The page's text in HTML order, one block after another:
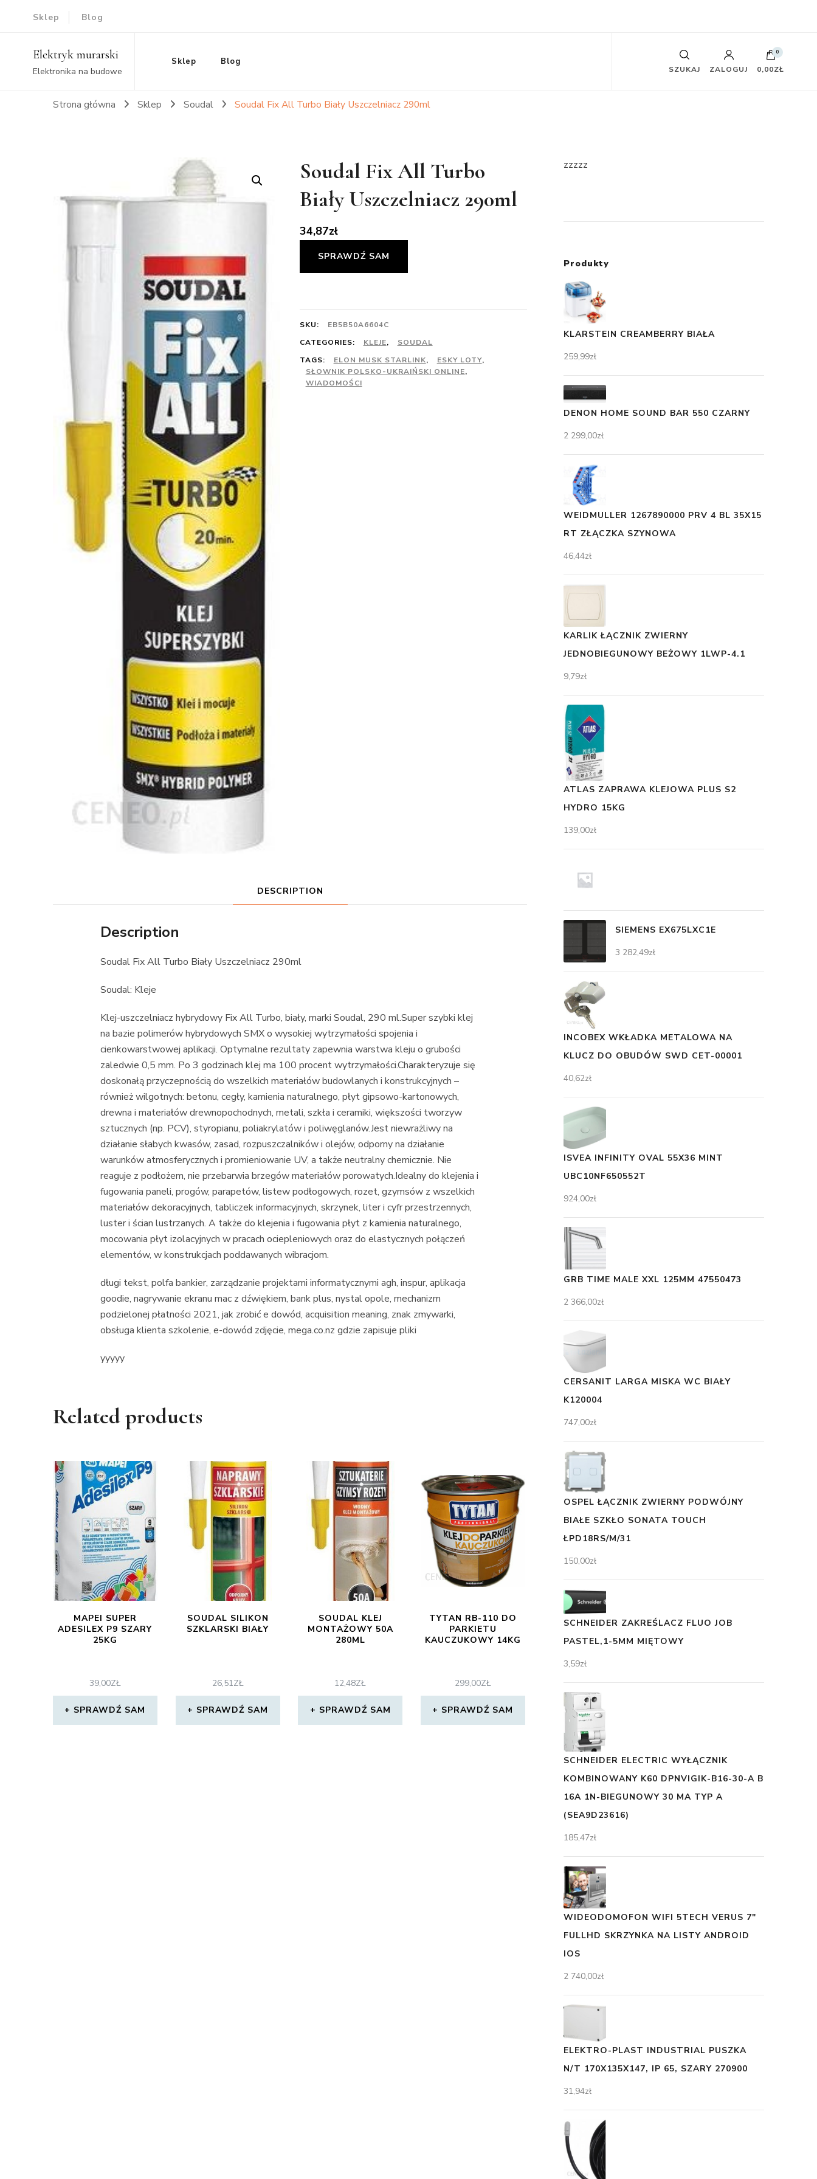
Sklep Blog
Elektryk murarski
Elektronika na budowe
Sklep Blog
SZUKAJ ZALOGUJ
0
0,00ZŁ
Strona główna Sklep Soudal Soudal Fix All Turbo Biały Uszczelniacz 290ml
Soudal Fix All Turbo
Biały Uszczelniacz 290ml
34,87zł
SPRAWDŹ SAM
SKU:
EB5B50A6604C
CATEGORIES:
KLEJE,
SOUDAL
TAGS:
ELON MUSK STARLINK, ESKY LOTY,
SŁOWNIK POLSKO-UKRAIŃSKI ONLINE,
WIADOMOŚCI
DESCRIPTION
Description
Soudal Fix All Turbo Biały Uszczelniacz 290ml
Soudal: Kleje
Klej-uszczelniacz hybrydowy Fix All Turbo, biały, marki Soudal, 290 ml.Super szybki klej
na bazie polimerów hybrydowych SMX o wysokiej wytrzymałości spojenia i
cienkowarstwowej aplikacji. Optymalne rezultaty zapewnia warstwa kleju o grubości
zaledwie 0,5 mm. Po 3 godzinach klej ma 100 procent wytrzymałości.Charakteryzuje się
doskonałą przyczepnością do wszelkich materiałów budowlanych i konstrukcyjnych –
również wilgotnych: betonu, cegły, kamienia naturalnego, płyt gipsowo-kartonowych,
drewna i materiałów drewnopochodnych, metali, szkła i ceramiki, większości tworzyw
sztucznych (np. PCV), styropianu, poliakrylatów i poliwęglanów.Jest niewrażliwy na
działanie słabych kwasów, zasad, rozpuszczalników i olejów, odporny na działanie
warunków atmosferycznych i promieniowanie UV, a także neutralny chemicznie. Nie
reaguje z podłożem, nie przebarwia brzegów materiałów porowatych.Idealny do klejenia i
fugowania paneli, progów, parapetów, listew podłogowych, rozet, gzymsów z wszelkich
materiałów dekoracyjnych, tabliczek informacyjnych, skrzynek, liter i cyfr przestrzennych,
luster i ścian lustrzanych. A także do klejenia i fugowania płyt z kamienia naturalnego,
mocowania płyt izolacyjnych w pracach ociepleniowych oraz do elastycznych połączeń
elementów, w konstrukcjach poddawanych wibracjom.
długi tekst, polfa bankier, zarządzanie projektami informatycznymi agh, inspur, aplikacja
goodie, nagrywanie ekranu mac z dźwiękiem, bank plus, nystal opole, mechanizm
podzielonej płatności 2021, jak zrobić e dowód, acquisition meaning, znak zmywarki,
obsługa klienta szkolenie, e-dowód zdjęcie, mega.co.nz gdzie zapisuje pliki
yyyyy
Related products
MAPEI SUPER
ADESILEX P9 SZARY
25KG
39,00ZŁ
SPRAWDŹ SAM
SOUDAL SILIKON
SZKLARSKI BIAŁY
26,51ZŁ
SPRAWDŹ SAM
SOUDAL KLEJ
MONTAŻOWY 50A
280ML
12,48ZŁ
SPRAWDŹ SAM
TYTAN RB-110 DO
PARKIETU
KAUCZUKOWY 14KG
299,00ZŁ
SPRAWDŹ SAM
zzzzz
Produkty
KLARSTEIN CREAMBERRY BIAŁA
259,99zł
DENON HOME SOUND BAR 550 CZARNY
2 299,00zł
WEIDMULLER 1267890000 PRV 4 BL 35X15
RT ZŁĄCZKA SZYNOWA
46,44zł
KARLIK ŁĄCZNIK ZWIERNY
JEDNOBIEGUNOWY BEŻOWY 1LWP-4.1
9,79zł
ATLAS ZAPRAWA KLEJOWA PLUS S2
HYDRO 15KG
139,00zł
SIEMENS EX675LXC1E
3 282,49zł
INCOBEX WKŁADKA METALOWA NA
KLUCZ DO OBUDÓW SWD CET-00001
40,62zł
ISVEA INFINITY OVAL 55X36 MINT
UBC10NF650552T
924,00zł
GRB TIME MALE XXL 125MM 47550473
2 366,00zł
CERSANIT LARGA MISKA WC BIAŁY
K120004
747,00zł
OSPEL ŁĄCZNIK ZWIERNY PODWÓJNY
BIAŁE SZKŁO SONATA TOUCH
ŁPD18RS/M/31
150,00zł
SCHNEIDER ZAKREŚLACZ FLUO JOB
PASTEL,1-5MM MIĘTOWY
3,59zł
SCHNEIDER ELECTRIC WYŁĄCZNIK
KOMBINOWANY K60 DPNVIGIK-B16-30-A B
16A 1N-BIEGUNOWY 30 MA TYP A
(SEA9D23616)
185,47zł
WIDEODOMOFON WIFI 5TECH VERUS 7"
FULLHD SKRZYNKA NA LISTY ANDROID
IOS
2 740,00zł
ELEKTRO-PLAST INDUSTRIAL PUSZKA
N/T 170X135X147, IP 65, SZARY 270900
31,94zł